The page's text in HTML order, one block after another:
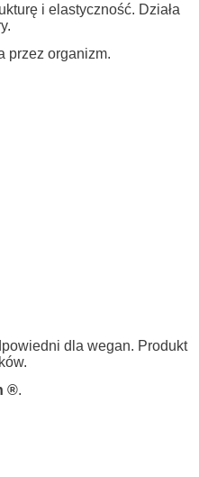
i elastyczność. Działa
przez organizm.
dla wegan. Produkt
®.